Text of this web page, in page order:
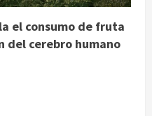
el consumo de fruta
del cerebro humano
posible vínculo
mexicanos con